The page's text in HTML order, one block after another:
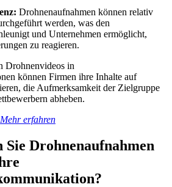
Drohnenaufnahmen können relativ
werden, was den
und Unternehmen ermöglicht,
zu reagieren.
Drohnenvideos in
können Firmen ihre Inhalte auf
die Aufmerksamkeit der Zielgruppe
abheben.
Mehr erfahren
Drohnenaufnahmen